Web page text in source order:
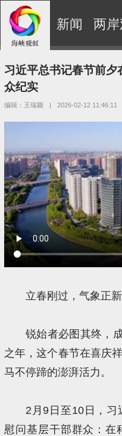
新闻 两
习近平总书记春节前
众纪实
编辑：王瑞颖 | 2026-02-12 11:46:11
立春刚过，气象正
锐始者必图其终，
之年，这个春节在喜庆
马不停蹄的澎湃活力。
2月9日至10日，习
慰问基层干部群众：在